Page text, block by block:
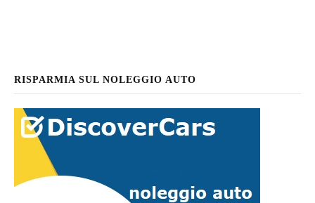
RISPARMIA SUL NOLEGGIO AUTO